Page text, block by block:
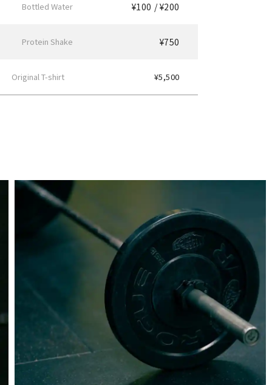
Bottled Water ¥100 / ¥200
Protein Shake ¥750
Original T-shirt ¥5,500